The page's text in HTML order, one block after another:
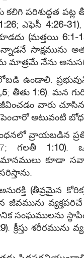
కలిగి పరిశుద్ధత
; ఎఫెసీ 4:26-31),
(మత్తయి6:1-
సాక్షమును
నేను
ఉండాలి.
; తీతు 1:6). మన
వారు
అటువంటి
వ్రాయబడిన ప్రతి
గలతీ 1:10).
(తీవ్రమైన కోరిక
సంఘములను
. క్రీస్తు శరీరమును